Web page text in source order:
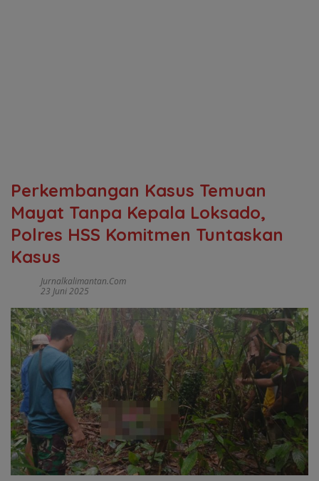
Perkembangan Kasus Temuan
Mayat Tanpa Kepala Loksado,
Polres HSS Komitmen Tuntaskan
Kasus
Jurnalkalimantan.com
23 Juni 2025